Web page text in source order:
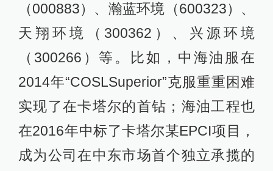
（000883）、瀚蓝环境（600323）、
天翔环境（300362）、兴源环境
（300266）等。比如，中海油服在
2014年“COSLSuperior”克服重重困难
实现了在卡塔尔的首钻；海油工程也
在2016年中标了卡塔尔某EPCI项目，
成为公司在中东市场首个独立承揽的